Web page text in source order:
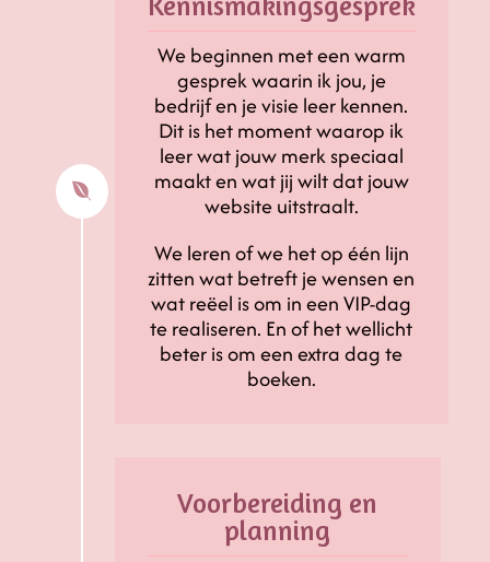

We beginnen met een warm
gesprek waarin ik jou, je
bedrijf en je visie leer kennen.
Dit is het moment waarop ik
leer wat jouw merk speciaal
maakt en wat jij wilt dat jouw
website uitstraalt.
We leren of we het op één lijn
zitten wat betreft je wensen en
wat reëel is om in een VIP-dag
te realiseren. En of het wellicht
beter is om een extra dag te
boeken.
Voorbereiding en
planning